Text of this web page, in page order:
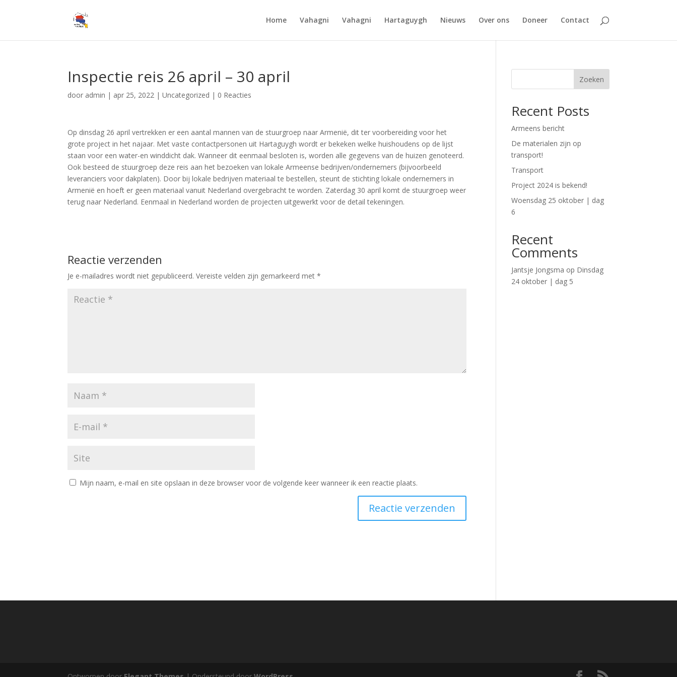
Home Vahagni Vahagni Hartaguygh Nieuws Over ons Doneer Contact
Inspectie reis 26 april – 30 april
door admin | apr 25, 2022 |Uncategorized | 0 Reacties
Op dinsdag 26 april vertrekken er een aantal mannen van de stuurgroep naar Armenië, dit ter voorbereiding voor het
grote project in het najaar. Met vaste contactpersonen uit Hartaguygh wordt er bekeken welke huishoudens op de lijst
staan voor een water-en winddicht dak. Wanneer dit eenmaal besloten is, worden alle gegevens van de huizen genoteerd.
Ook besteed de stuurgroep deze reis aan het bezoeken van lokale Armeense bedrijven/ondernemers (bijvoorbeeld
leveranciers voor dakplaten). Door bij lokale bedrijven materiaal te bestellen, steunt de stichting lokale ondernemers in
Armenië en hoeft er geen materiaal vanuit Nederland overgebracht te worden. Zaterdag 30 april komt de stuurgroep weer
terug naar Nederland. Eenmaal in Nederland worden de projecten uitgewerkt voor de detail tekeningen.
Reactie verzenden
Je e-mailadres wordt niet gepubliceerd. Vereiste velden zijn gemarkeerd met*
Mijn naam, e-mail en site opslaan in deze browser voor de volgende keer wanneer ik een reactie plaats.
Zoeken
Recent Posts
Armeens bericht
De materialen zijn op
transport!
Transport
Project 2024 is bekend!
Woensdag 25 oktober | dag
6
Recent
Comments
Jantsje Jongsma op Dinsdag
24 oktober | dag 5